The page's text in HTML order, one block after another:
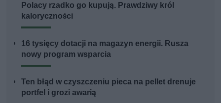
Polacy rzadko go kupują. Prawdziwy król
kaloryczności
16 tysięcy dotacji na magazyn energii. Rusza
nowy program wsparcia
Ten błąd w czyszczeniu pieca na pellet drenuje
portfel i grozi awarią